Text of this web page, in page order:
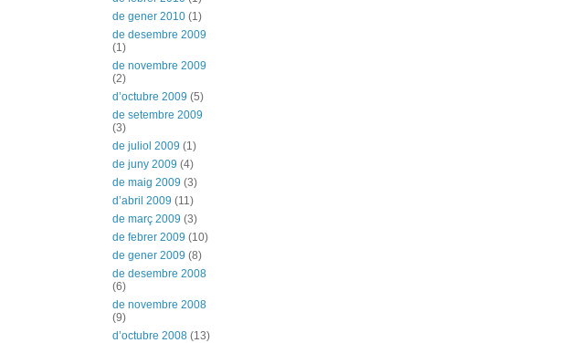
de gener 2010 (1)
de desembre 2009
(1)
de novembre 2009
(2)
d’octubre 2009 (5)
de setembre 2009
(3)
de juliol 2009 (1)
de juny 2009 (4)
de maig 2009 (3)
d’abril 2009 (11)
de març 2009 (3)
de febrer 2009 (10)
de gener 2009 (8)
de desembre 2008
(6)
de novembre 2008
(9)
d’octubre 2008 (13)